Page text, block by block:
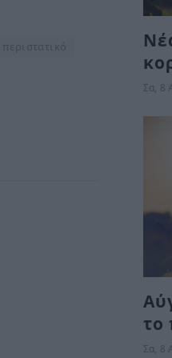
περιστατικό
Σα, 8
το
Σα, 8